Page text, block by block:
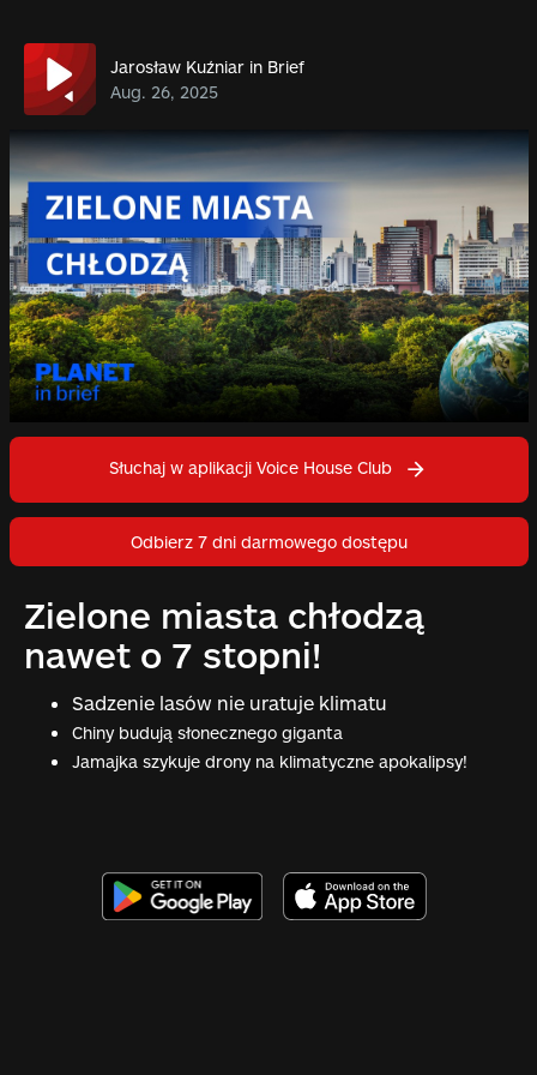
Jarosław Kuźniar in Brief
Aug. 26, 2025
Słuchaj w aplikacji Voice House Club
Odbierz 7 dni darmowego dostępu
Zielone miasta chłodzą
nawet o 7 stopni!
Sadzenie lasów nie uratuje klimatu
Chiny budują słonecznego giganta
Jamajka szykuje drony na klimatyczne apokalipsy!